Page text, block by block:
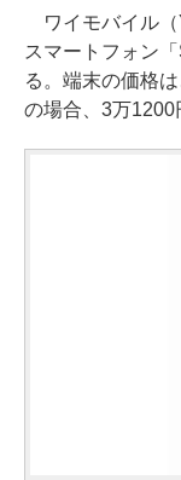
ワイモバイル（
スマートフォン
る。端末の価格
の場合、3万1200